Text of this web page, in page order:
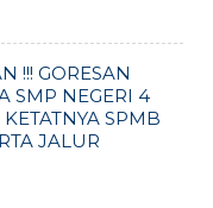
!!! GORESAN
SMP NEGERI 4
SPMB
JALUR